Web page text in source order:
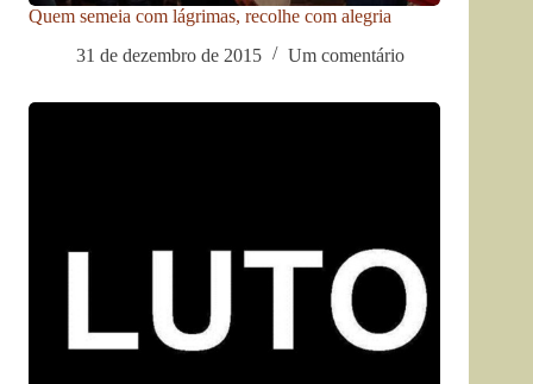
Quem semeia com lágrimas, recolhe com alegria
31 de dezembro de 2015
Um comentário